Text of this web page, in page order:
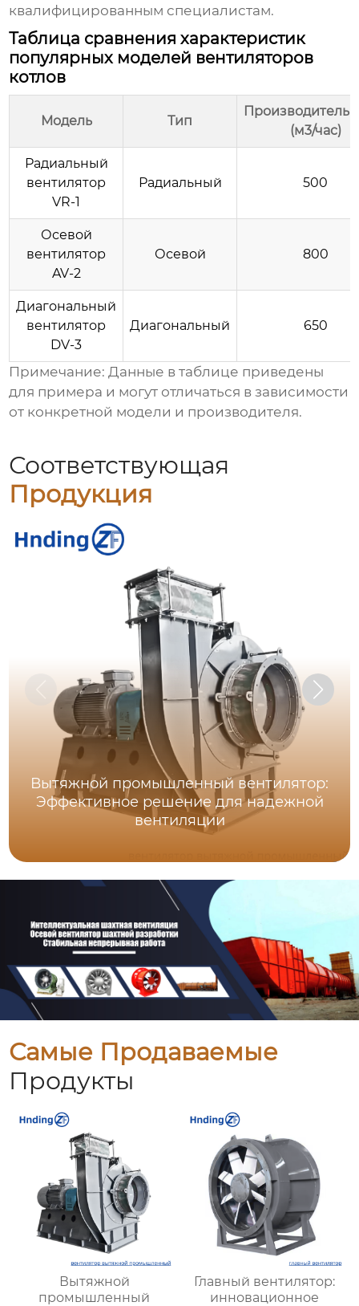
квалифицированным специалистам.
Таблица сравнения характеристик
популярных моделей вентиляторов
котлов
Модель Тип
(м3/час)
Радиальный
вентилятор
VR-1
Радиальный 500
Осевой
вентилятор
AV-2
Осевой 800
Диагональный
вентилятор
DV-3
Диагональный 650
Примечание: Данные в таблице приведены
для примера и могут отличаться в зависимости
от конкретной модели и производителя.
Соответствующая
Продукция
Вытяжной промышленный вентилятор:
Эффективное решение для надежной
вентиляции
Самые Продаваемые
Продукты
Вытяжной
промышленный
Главный вентилятор:
инновационное